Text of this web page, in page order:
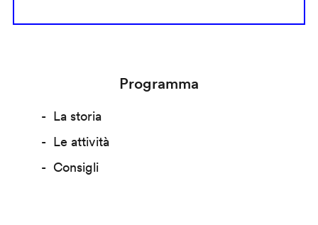
Programma
La storia
Le attività
Consigli